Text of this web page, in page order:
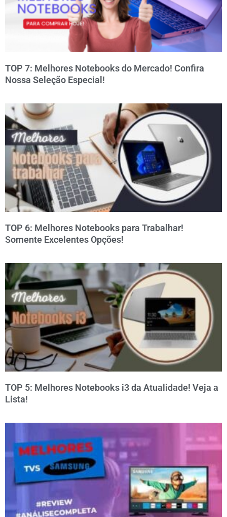
TOP 7: Melhores Notebooks do Mercado! Confira
Nossa Seleção Especial!
TOP 6: Melhores Notebooks para Trabalhar!
Somente Excelentes Opções!
TOP 5: Melhores Notebooks i3 da Atualidade! Veja a
Lista!